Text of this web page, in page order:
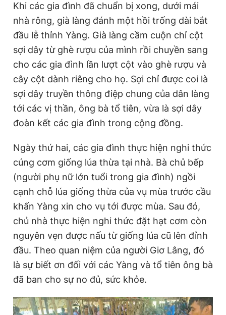
Khi các gia đình đã chuẩn bị xong, dưới mái
nhà rông, già làng đánh một hồi trống dài bắt
đầu lễ thỉnh Yàng. Già làng cầm cuộn chỉ cột
sợi dây từ ghè rượu của mình rồi chuyền sang
cho các gia đình lần lượt cột vào ghè rượu và
cây cột dành riêng cho họ. Sợi chỉ được coi là
sợi dây truyền thông điệp chung của dân làng
tới các vị thần, ông bà tổ tiên, vừa là sợi dây
đoàn kết các gia đình trong cộng đồng.
Ngày thứ hai, các gia đình thực hiện nghi thức
cúng cơm giống lúa thừa tại nhà. Bà chủ bếp
(người phụ nữ lớn tuổi trong gia đình) ngồi
cạnh chỗ lúa giống thừa của vụ mùa trước cầu
khấn Yàng xin cho vụ tới được mùa. Sau đó,
chủ nhà thực hiện nghi thức đặt hạt cơm còn
nguyên vẹn được nấu từ giống lúa cũ lên đỉnh
đầu. Theo quan niệm của người Giơ Lâng, đó
là sự biết ơn đối với các Yàng và tổ tiên ông bà
đã ban cho sự no đủ, sức khỏe.